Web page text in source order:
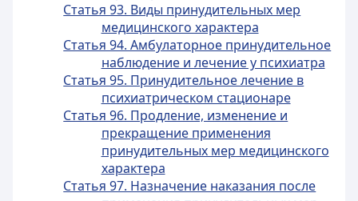
Статья 93. Виды принудительных мер
медицинского характера
Статья 94. Амбулаторное принудительное
наблюдение и лечение у психиатра
Статья 95. Принудительное лечение в
психиатрическом стационаре
Статья 96. Продление, изменение и
прекращение применения
принудительных мер медицинского
характера
Статья 97. Назначение наказания после